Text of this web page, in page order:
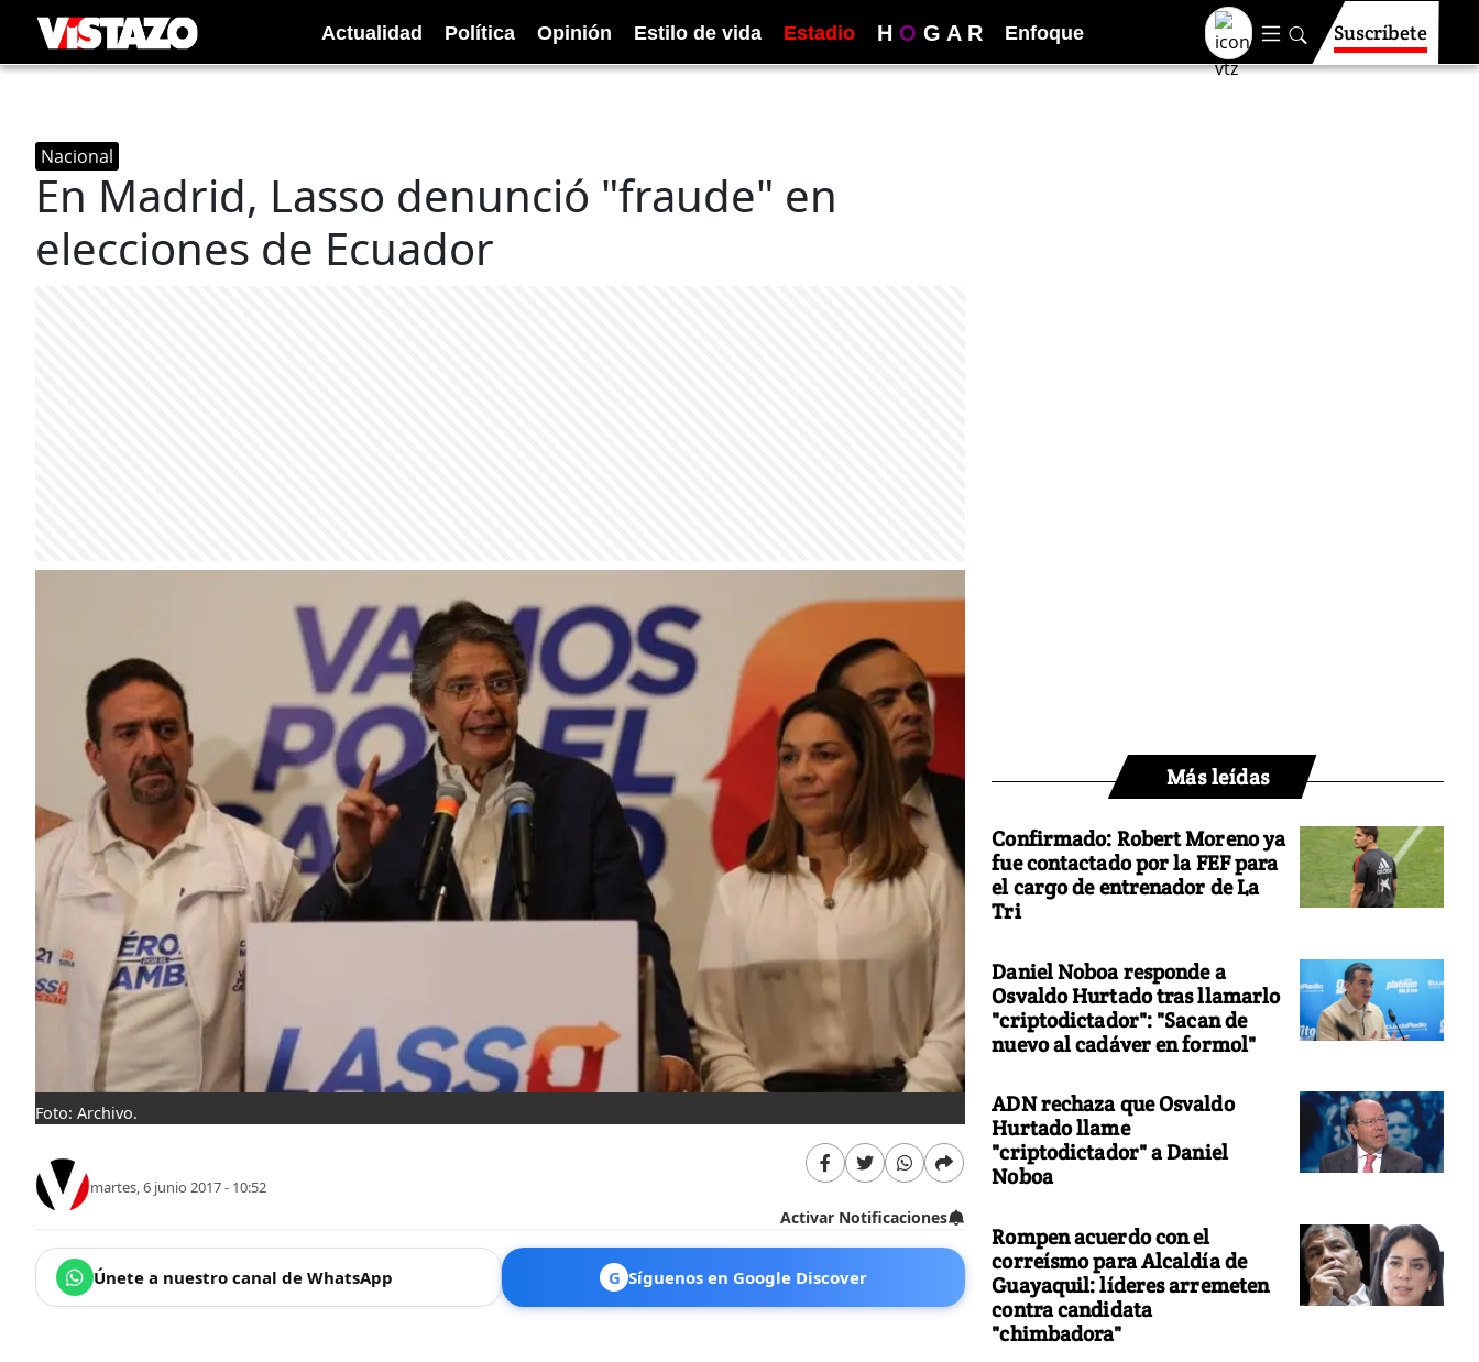
Actualidad Política Opinión Estilo de vida Estadio H O G A R Enfoque Suscríbete
Nacional
En Madrid, Lasso denunció "fraude" en
elecciones de Ecuador
Foto: Archivo.
martes, 6 junio 2017 - 10:52
Activar Notificaciones
Únete a nuestro canal de WhatsApp G Síguenos en Google Discover
Más leídas
Confirmado: Robert Moreno ya
fue contactado por la FEF para
el cargo de entrenador de La
Tri
Daniel Noboa responde a
Osvaldo Hurtado tras llamarlo
"criptodictador": "Sacan de
nuevo al cadáver en formol"
ADN rechaza que Osvaldo
Hurtado llame
"criptodictador" a Daniel
Noboa
Rompen acuerdo con el
correísmo para Alcaldía de
Guayaquil: líderes arremeten
contra candidata
"chimbadora"